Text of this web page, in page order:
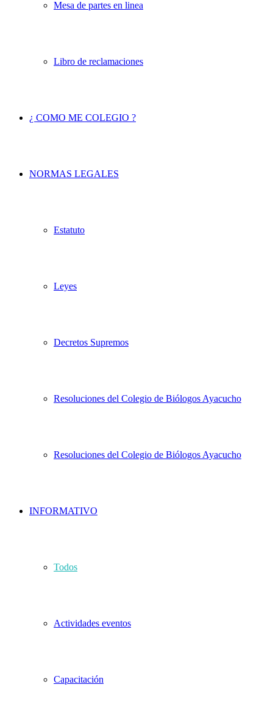
Mesa de partes en linea
Libro de reclamaciones
¿ COMO ME COLEGIO ?
NORMAS LEGALES
Estatuto
Leyes
Decretos Supremos
Resoluciones del Colegio de Biólogos Ayacucho
Resoluciones del Colegio de Biólogos Ayacucho
INFORMATIVO
Todos
Actividades eventos
Capacitación